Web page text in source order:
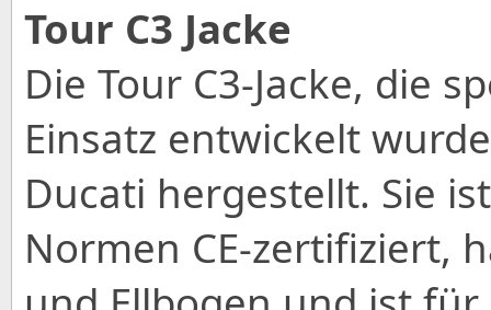
Tour C3 Jacke
Die Tour C3-Jacke, die
Einsatz entwickelt
Ducati hergestellt. Sie
Normen CE-zertifiziert,